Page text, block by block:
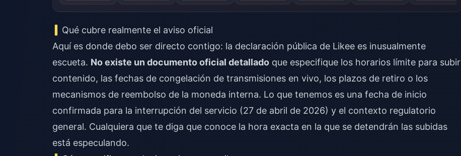
Qué cubre realmente el aviso oficial
Aquí es donde debo ser directo contigo: la declaración pública de Likee es inusualmente
escueta. No existe un documento oficial detallado que especifique los horarios límite para subir
contenido, las fechas de congelación de transmisiones en vivo, los plazos de retiro o los
mecanismos de reembolso de la moneda interna. Lo que tenemos es una fecha de inicio
confirmada para la interrupción del servicio (27 de abril de 2026) y el contexto regulatorio
general. Cualquiera que te diga que conoce la hora exacta en la que se detendrán las subidas
está especulando.